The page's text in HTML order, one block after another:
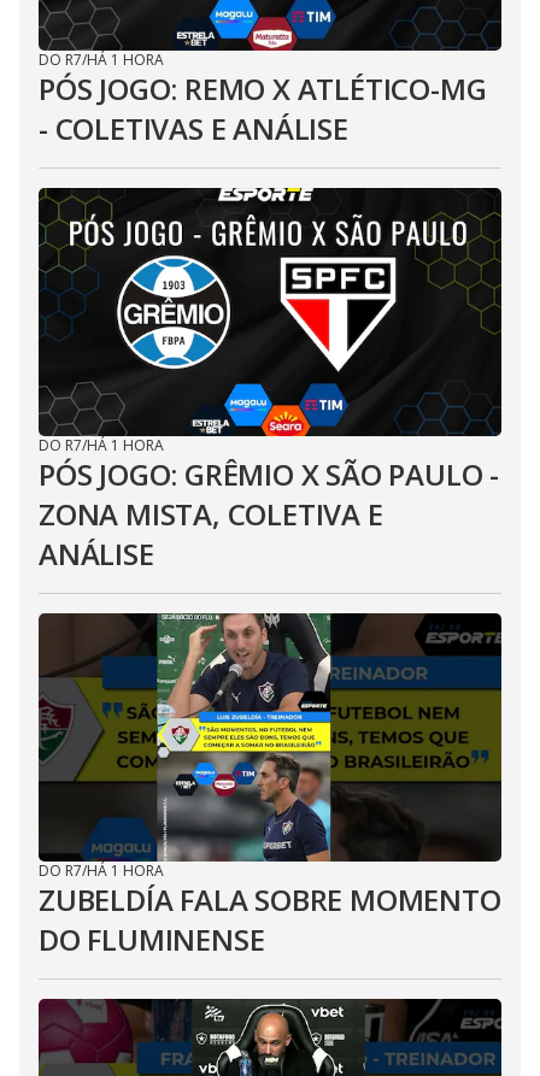
DO R7/HÁ 1 HORA
PÓS JOGO: REMO X ATLÉTICO-MG
- COLETIVAS E ANÁLISE
DO R7/HÁ 1 HORA
PÓS JOGO: GRÊMIO X SÃO PAULO -
ZONA MISTA, COLETIVA E
ANÁLISE
DO R7/HÁ 1 HORA
ZUBELDÍA FALA SOBRE MOMENTO
DO FLUMINENSE